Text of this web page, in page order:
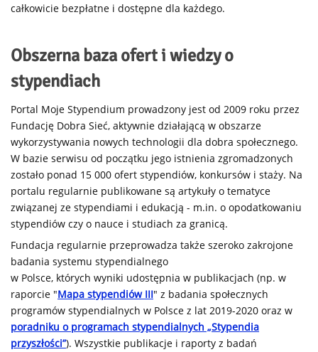
całkowicie bezpłatne i dostępne dla każdego.
Obszerna baza ofert i wiedzy o
stypendiach
Portal Moje Stypendium prowadzony jest od 2009 roku przez
Fundację Dobra Sieć, aktywnie działającą w obszarze
wykorzystywania nowych technologii dla dobra społecznego.
W bazie serwisu od początku jego istnienia zgromadzonych
zostało ponad 15 000 ofert stypendiów, konkursów i staży. Na
portalu regularnie publikowane są artykuły o tematyce
związanej ze stypendiami i edukacją - m.in. o opodatkowaniu
stypendiów czy o nauce i studiach za granicą.
Fundacja regularnie przeprowadza także szeroko zakrojone
badania systemu stypendialnego
w Polsce, których wyniki udostępnia w publikacjach (np. w
raporcie "Mapa stypendiów III" z badania społecznych
programów stypendialnych w Polsce z lat 2019-2020 oraz w
poradniku o programach stypendialnych „Stypendia
przyszłości”). Wszystkie publikacje i raporty z badań